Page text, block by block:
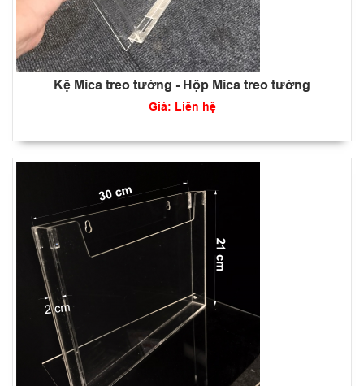
Kệ Mica treo tường - Hộp Mica treo tường
Giá: Liên hệ